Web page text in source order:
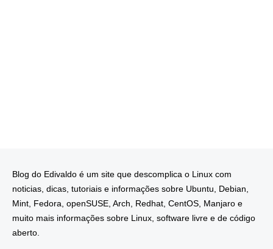
Blog do Edivaldo é um site que descomplica o Linux com
noticias, dicas, tutoriais e informações sobre Ubuntu, Debian,
Mint, Fedora, openSUSE, Arch, Redhat, CentOS, Manjaro e
muito mais informações sobre Linux, software livre e de código
aberto.